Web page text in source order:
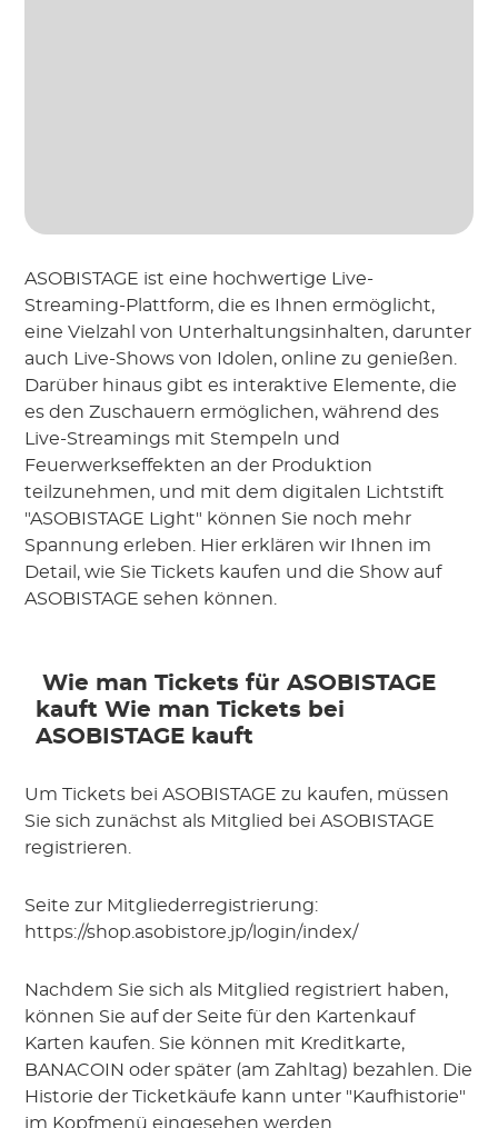
ASOBISTAGE ist eine hochwertige Live-
Streaming-Plattform, die es Ihnen ermöglicht,
eine Vielzahl von Unterhaltungsinhalten, darunter
auch Live-Shows von Idolen, online zu genießen.
Darüber hinaus gibt es interaktive Elemente, die
es den Zuschauern ermöglichen, während des
Live-Streamings mit Stempeln und
Feuerwerkseffekten an der Produktion
teilzunehmen, und mit dem digitalen Lichtstift
"ASOBISTAGE Light" können Sie noch mehr
Spannung erleben. Hier erklären wir Ihnen im
Detail, wie Sie Tickets kaufen und die Show auf
ASOBISTAGE sehen können.
kauft Wie man Tickets bei
ASOBISTAGE kauft
Um Tickets bei ASOBISTAGE zu kaufen, müssen
Sie sich zunächst als Mitglied bei ASOBISTAGE
registrieren.
Seite zur Mitgliederregistrierung:
https://shop.asobistore.jp/login/index/
Nachdem Sie sich als Mitglied registriert haben,
können Sie auf der Seite für den Kartenkauf
Karten kaufen. Sie können mit Kreditkarte,
BANACOIN oder später (am Zahltag) bezahlen. Die
Historie der Ticketkäufe kann unter "Kaufhistorie"
im Kopfmenü eingesehen werden.